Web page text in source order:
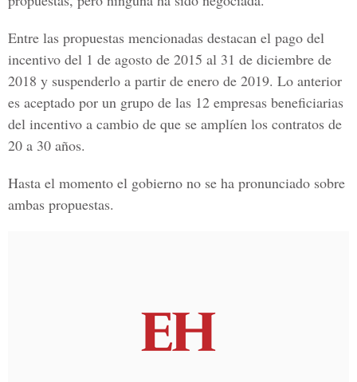
Entre las propuestas mencionadas destacan el pago del
incentivo del 1 de agosto de 2015 al 31 de diciembre de
2018 y suspenderlo a partir de enero de 2019. Lo anterior
es aceptado por un grupo de las 12 empresas beneficiarias
del incentivo a cambio de que se amplíen los contratos de
20 a 30 años.
Hasta el momento el gobierno no se ha pronunciado sobre
ambas propuestas.